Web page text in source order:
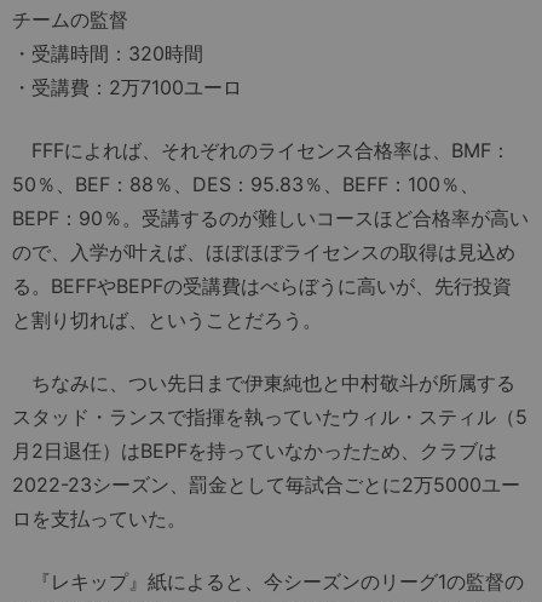
チームの監督
・受講時間：320時間
・受講費：2万7100ユーロ
FFFによれば、それぞれのライセンス合格率は、BMF：
50％、BEF：88％、DES：95.83％、BEFF：100％、
BEPF：90％。受講するのが難しいコースほど合格率が高い
ので、入学が叶えば、ほぼほぼライセンスの取得は見込め
る。BEFFやBEPFの受講費はべらぼうに高いが、先行投資
と割り切れば、ということだろう。
ちなみに、つい先日まで伊東純也と中村敬斗が所属する
スタッド・ランスで指揮を執っていたウィル・スティル（5
月2日退任）はBEPFを持っていなかったため、クラブは
2022-23シーズン、罰金として毎試合ごとに2万5000ユー
ロを支払っていた。
『レキップ』紙によると、今シーズンのリーグ1の監督の